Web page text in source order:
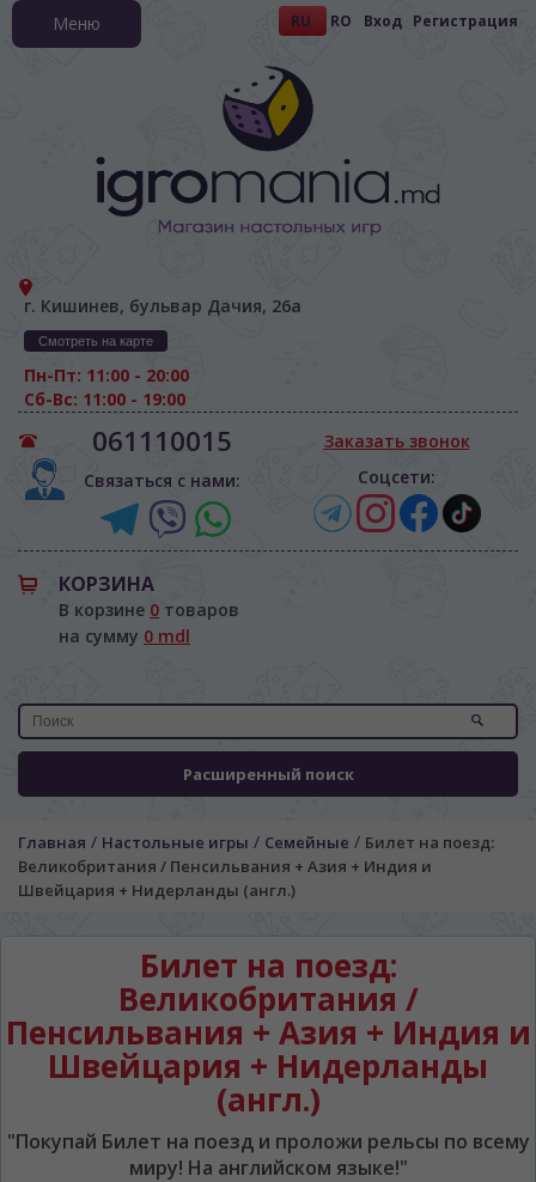
RU RO Вход Регистрация
г. Кишинев, бульвар Дачия, 26а
Смотреть на карте
Пн-Пт: 11:00 - 20:00
Сб-Вс: 11:00 - 19:00
061110015
Связаться с нами:
Заказать звонок
Соцсети:
КОРЗИНА
В корзине 0 товаров
на сумму 0 mdl
Расширенный поиск
Меню
Главная / Настольные игры / Семейные / Билет на поезд:
Великобритания / Пенсильвания + Азия + Индия и
Швейцария + Нидерланды (англ.)
Билет на поезд:
Великобритания /
Пенсильвания + Азия + Индия и
Швейцария + Нидерланды
(англ.)
"Покупай Билет на поезд и проложи рельсы по всему
миру! На английском языке!"
ЯЗЫК САЙТА / LIMBA SITE-ULUI
На каком языке Вы хотите
просматривать наш сайт?
În ce limbă ați dori să vedeți site-ul nostru?